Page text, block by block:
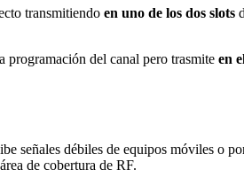
transmitiendo en uno de los dos slots
programación del canal pero trasmite en
señales débiles de equipos móviles o
de cobertura de RF.